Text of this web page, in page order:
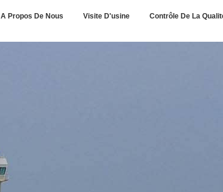
A Propos De Nous Visite D'usine Contrôle De La